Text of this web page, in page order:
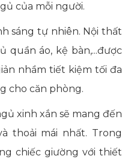
của mỗi người.
sáng tự nhiên. Nội thất
áo, kệ bàn,...được
nhầm tiết kiệm tối đa
cho căn phòng.
xinh xắn sẽ mang đến
thoải mái nhất. Trong
chiếc giường với thiết